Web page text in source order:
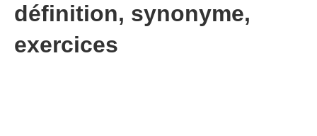
définition, synonyme,
exercices